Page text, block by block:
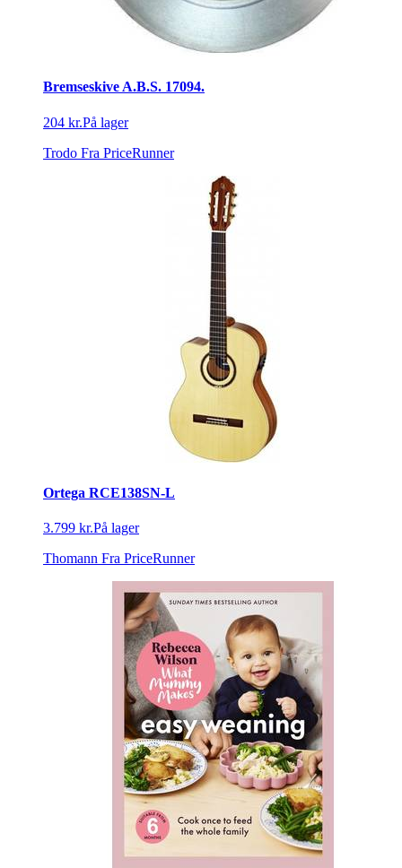
Bremseskive A.B.S. 17094.
204 kr.På lager
Trodo Fra PriceRunner
Ortega RCE138SN-L
3.799 kr.På lager
Thomann Fra PriceRunner